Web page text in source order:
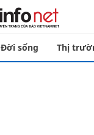
Đời sống Thị